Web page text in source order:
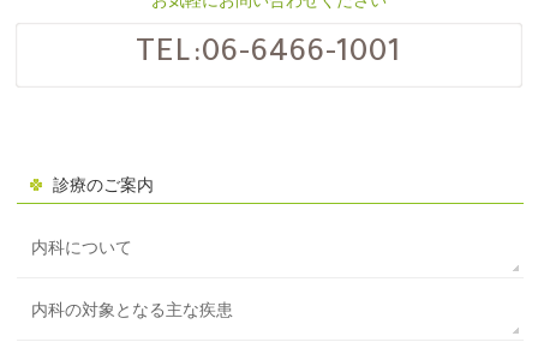
TEL:06-6466-1001
診療のご案内
内科について
内科の対象となる主な疾患